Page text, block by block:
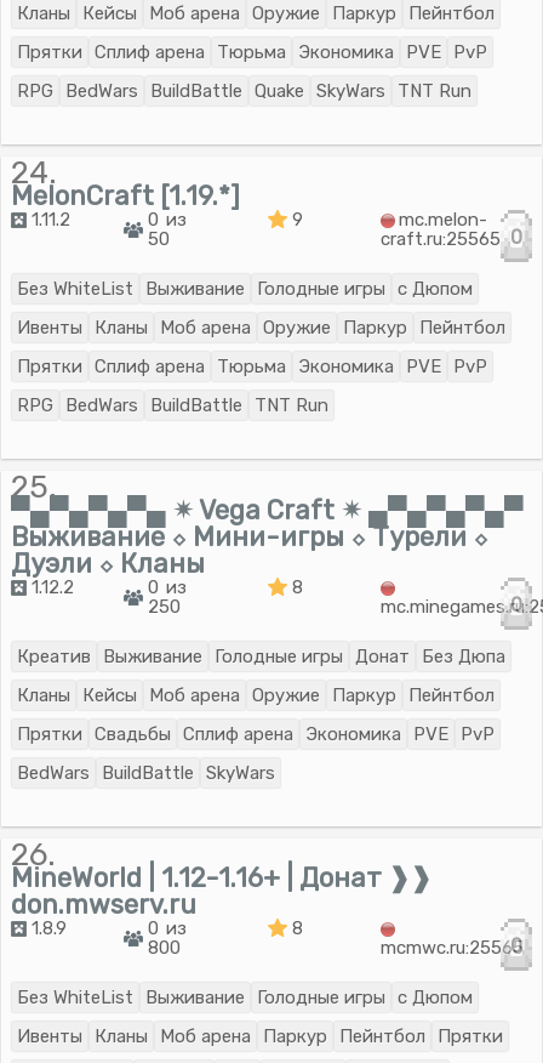
Кланы Кейсы Моб арена Оружие Паркур
Пейнтбол
Прятки
Сплиф арена Тюрьма Экономика PVE
PvP
RPG
BedWars BuildBattle Quake SkyWars TNT Run
24.
MelonCraft [1.19.*]
1.11.2
0 из
50
9
mc.melon-
craft.ru:25565 0
Без WhiteList Выживание Голодные игры
с Дюпом
Ивенты
Кланы Моб арена Оружие Паркур
Пейнтбол
Прятки
Сплиф арена Тюрьма Экономика PVE
PvP
RPG
BedWars BuildBattle TNT Run
25.
▀▄▀▄▀▄▀▄ ✴ Vega Craft ✴ ▄▀▄▀▄▀▄▀
Выживание ⬦ Мини-игры ⬦ Турели ⬦
Дуэли ⬦ Кланы
1.12.2
0 из
250
8
0
Креатив Выживание Голодные игры Донат
Без Дюпа
Кланы
Кейсы Моб арена Оружие Паркур
Пейнтбол
Прятки
Свадьбы Сплиф арена Экономика PVE
PvP
BedWars
BuildBattle SkyWars
26.
MineWorld | 1.12-1.16+ | Донат ❱❱
don.mwserv.ru
1.8.9
0 из
800
8
mcmwc.ru:25565
0
Без WhiteList Выживание Голодные игры
с Дюпом
Ивенты
Кланы Моб арена Паркур Пейнтбол
Прятки